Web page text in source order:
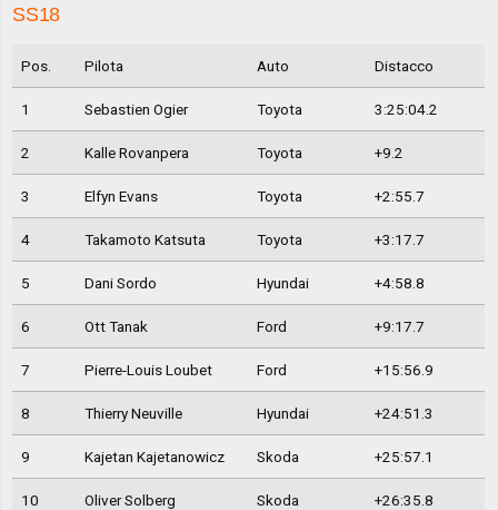
SS18
Pos. Pilota Auto Distacco
1 Sebastien Ogier Toyota 3:25:04.2
2 Kalle Rovanpera Toyota +9.2
3 Elfyn Evans Toyota +2:55.7
4 Takamoto Katsuta Toyota +3:17.7
5 Dani Sordo Hyundai +4:58.8
6 Ott Tanak Ford +9:17.7
7 Pierre-Louis Loubet Ford +15:56.9
8 Thierry Neuville Hyundai +24:51.3
9 Kajetan Kajetanowicz Skoda +25:57.1
10 Oliver Solberg Skoda +26:35.8